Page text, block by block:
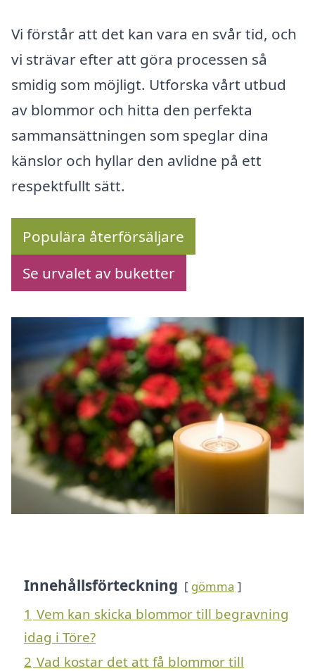
Vi förstår att det kan vara en svår tid, och
vi strävar efter att göra processen så
smidig som möjligt. Utforska vårt utbud
av blommor och hitta den perfekta
sammansättningen som speglar dina
känslor och hyllar den avlidne på ett
respektfullt sätt.
Populära återförsäljare
Se urvalet av buketter
Innehållsförteckning gömma
1 Vem kan skicka blommor till begravning
idag i Töre?
2 Vad kostar det att få blommor till